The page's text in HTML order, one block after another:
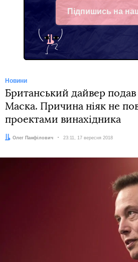
Підпишись на
Telegram
Новини
Британський дайвер подав
Маска. Причина ніяк не
проектами винахідника
Автор:
Олег Панфілович Дата:
23:11, 17 вересня 2018